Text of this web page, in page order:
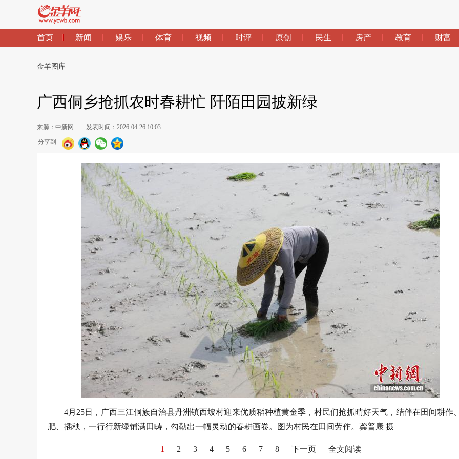
首页 新闻 娱乐 体育 视频 时评 原创 民生 房产 教育 财富
金羊图库
广西侗乡抢抓农时春耕忙 阡陌田园披新绿
来源：中新网 发表时间：2026-04-26 10:03
分享到
4月25日，广西三江侗族自治县丹洲镇西坡村迎来优质稻种植黄金季，村民们抢抓晴好天气，结伴在田间耕作
肥、插秧，一行行新绿铺满田畴，勾勒出一幅灵动的春耕画卷。图为村民在田间劳作。龚普康 摄
1 2 3 4 5 6 7 8 下一页 全文阅读